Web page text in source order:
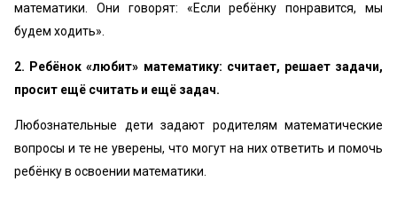
математики. Они говорят: «‎Если ребёнку понравится, мы
будем ходить».
2. Ребёнок «‎любит» математику: считает, решает задачи,
просит ещё считать и ещё задач.
Любознательные дети задают родителям математические
вопросы и те не уверены, что могут на них ответить и помочь
ребёнку в освоении математики.